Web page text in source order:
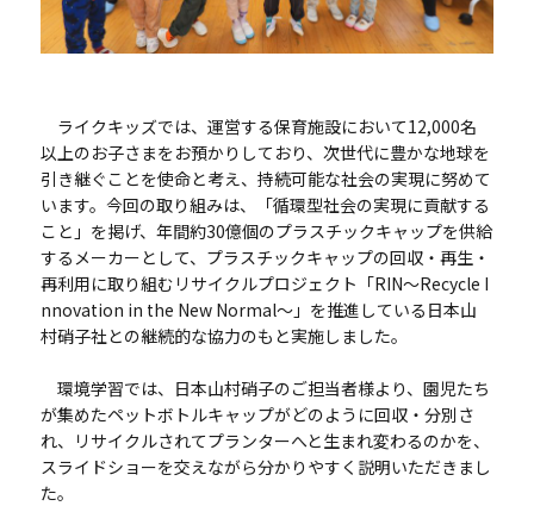
ライクキッズでは、運営する保育施設において12,000名
以上のお子さまをお預かりしており、次世代に豊かな地球を
引き継ぐことを使命と考え、持続可能な社会の実現に努めて
います。今回の取り組みは、「循環型社会の実現に貢献する
こと」を掲げ、年間約30億個のプラスチックキャップを供給
するメーカーとして、プラスチックキャップの回収・再生・
再利用に取り組むリサイクルプロジェクト「RIN～Recycle I
nnovation in the New Normal～」を推進している日本山
村硝子社との継続的な協力のもと実施しました。
環境学習では、日本山村硝子のご担当者様より、園児たち
が集めたペットボトルキャップがどのように回収・分別さ
れ、リサイクルされてプランターへと生まれ変わるのかを、
スライドショーを交えながら分かりやすく説明いただきまし
た。